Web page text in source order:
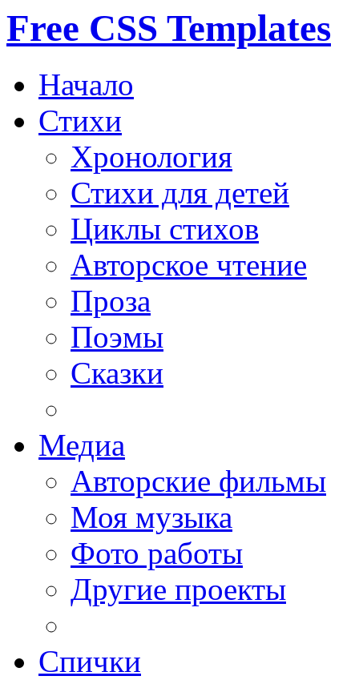
Free CSS Templates
Начало
Стихи
Хронология
Стихи для детей
Циклы стихов
Авторское чтение
Проза
Поэмы
Сказки
Медиа
Авторские фильмы
Моя музыка
Фото работы
Другие проекты
Спички